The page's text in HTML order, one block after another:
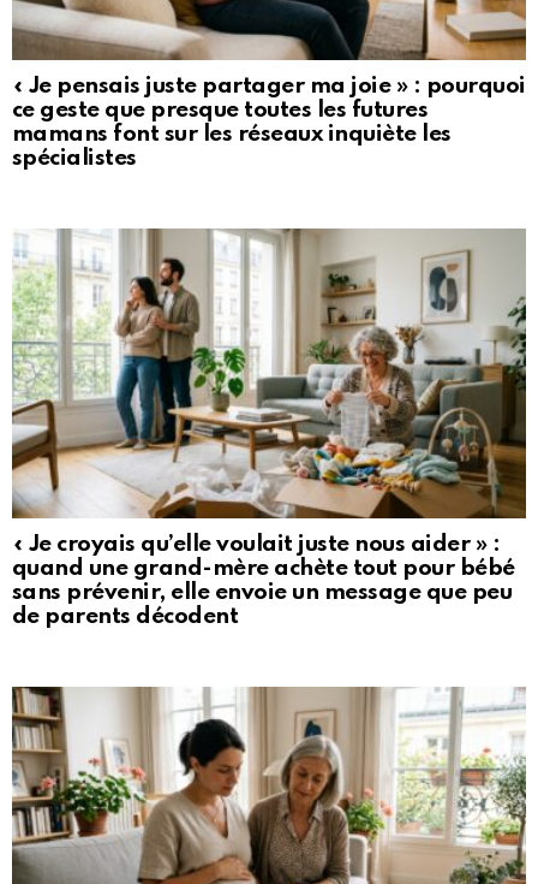
« Je pensais juste partager ma joie » : pourquoi
ce geste que presque toutes les futures
mamans font sur les réseaux inquiète les
spécialistes
« Je croyais qu’elle voulait juste nous aider » :
quand une grand-mère achète tout pour bébé
sans prévenir, elle envoie un message que peu
de parents décodent